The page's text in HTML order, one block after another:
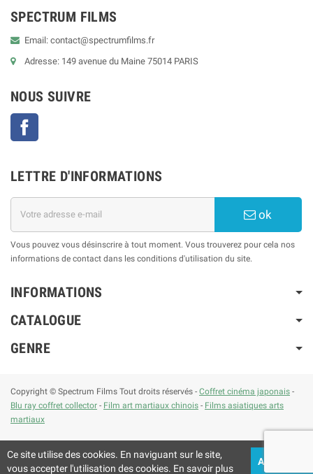
SPECTRUM FILMS
Email: contact@spectrumfilms.fr
Adresse: 149 avenue du Maine 75014 PARIS
NOUS SUIVRE
LETTRE D'INFORMATIONS
ok
Vous pouvez vous désinscrire à tout moment. Vous trouverez pour cela nos
informations de contact dans les conditions d'utilisation du site.
INFORMATIONS
CATALOGUE
GENRE
Copyright © Spectrum Films Tout droits réservés - Coffret cinéma japonais -
Blu ray coffret collector - Film art martiaux chinois - Films asiatiques arts
martiaux
Ce site utilise des cookies. En naviguant sur le site,
vous accepter l'utilisation des cookies. En savoir plus
ACCEPTEZ